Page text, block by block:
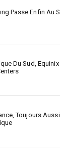
Passe Enfin Au
Du Sud,
Toujours